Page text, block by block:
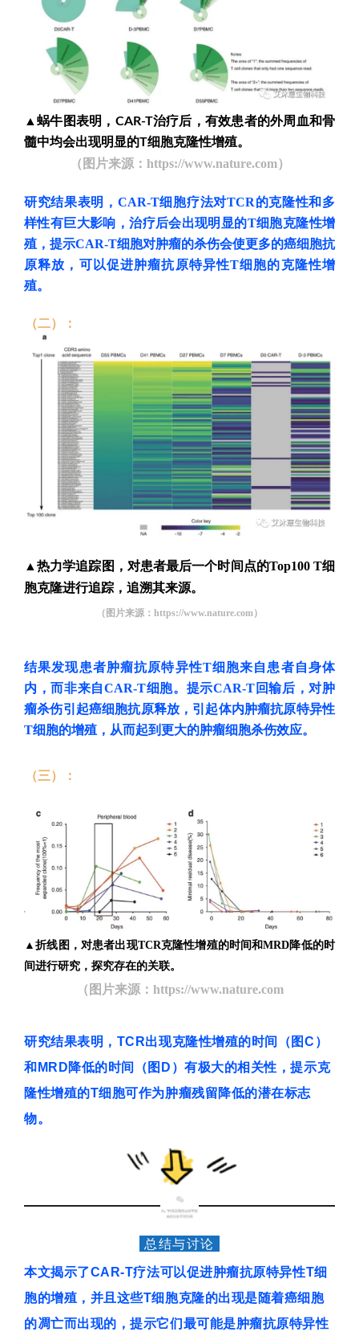
▲蜗牛图表明， CAR-T治疗后，有效患者的外周血和骨
髓中均会出现明显的T细胞克隆性增殖。
（图片来源： https://www.nature.com）
研究结果表明，CAR-T细胞疗法对TCR的克隆性和多
样性有巨大影响，治疗后会出现明显的T细胞克隆性增
殖，提示CAR-T细胞对肿瘤的杀伤会使更多的癌细胞抗
原释放，可以促进肿瘤抗原特异性T细胞的克隆性增
殖。
（二）：
▲热力学追踪图， 对患者最后一个时间点的Top100 T细
胞克隆进行追踪，追溯其来源。
（图片来源： https://www.nature.com）
结果发现患者肿瘤抗原特异性T细胞来自患者自身体
内，而非来自CAR-T细胞。提示CAR-T回输后，对肿
瘤杀伤引起癌细胞抗原释放，引起体内肿瘤抗原特异性
T细胞的增殖，从而起到更大的肿瘤细胞杀伤效应。
（三）：
▲折线图，对患者出现TCR克隆性增殖的时间和MRD降低的时
间进行研究，探究存在的关联。
（图片来源： https://www.nature.com
研究结果表明，TCR出现克隆性增殖的时间（图C）
和MRD降低的时间（图D）有极大的相关性，提示克
隆性增殖的T细胞可作为肿瘤残留降低的潜在标志
物。
3
总结与讨论
本文揭示了CAR-T疗法可以促进肿瘤抗原特异性T细
胞的增殖，并且这些T细胞克隆的出现是随着癌细胞
的凋亡而出现的，提示它们最可能是肿瘤抗原特异性